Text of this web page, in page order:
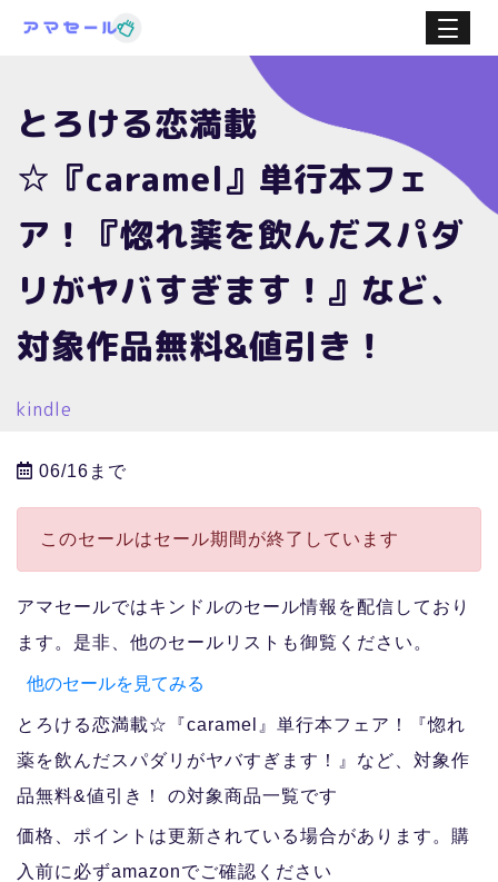
とろける恋満載
☆『caramel』単行本フェ
ア！『惚れ薬を飲んだスパダ
リがヤバすぎます！』など、
対象作品無料&値引き！
kindle
06/16まで
このセールはセール期間が終了しています
アマセールではキンドルのセール情報を配信しており
ます。是非、他のセールリストも御覧ください。
他のセールを見てみる
とろける恋満載☆『caramel』単行本フェア！『惚れ
薬を飲んだスパダリがヤバすぎます！』など、対象作
品無料&値引き！ の対象商品一覧です
価格、ポイントは更新されている場合があります。購
入前に必ずamazonでご確認ください